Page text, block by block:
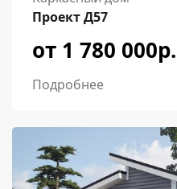
Проект Д57
от 1 780 000р.
Подробнее